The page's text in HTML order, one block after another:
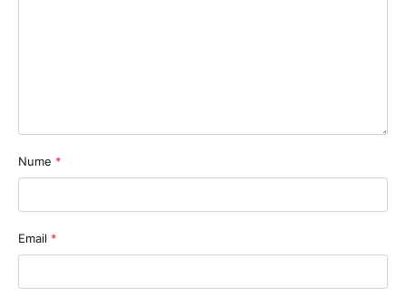
Nume *
Email *